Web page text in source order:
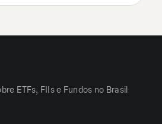
ETFs, FIIs e Fundos no Brasil